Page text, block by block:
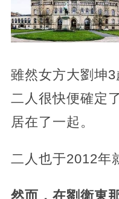
雖然女方大劉坤3
二人很快便確定
居在了一起。
二人也于2012年
然而，在劉衛東